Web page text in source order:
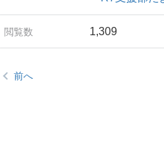
閲覧数 1,309
前へ